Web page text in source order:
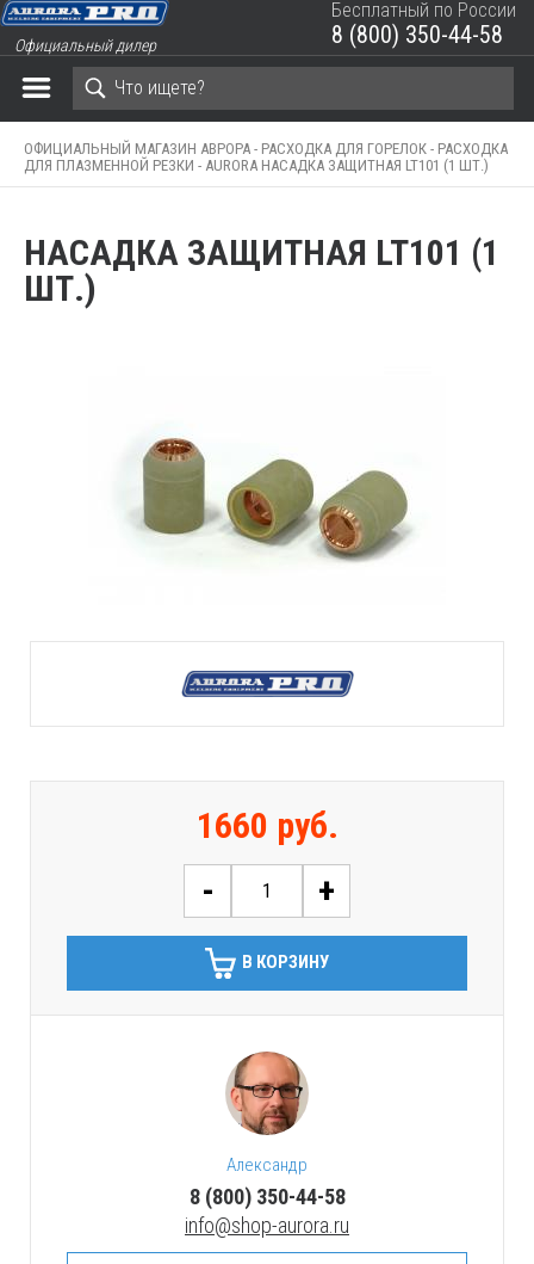
Официальный дилер
Бесплатный по России
8 (800) 350-44-58
ОФИЦИАЛЬНЫЙ МАГАЗИН АВРОРА - РАСХОДКА ДЛЯ ГОРЕЛОК - РАСХОДКА
ДЛЯ ПЛАЗМЕННОЙ РЕЗКИ - AURORA НАСАДКА ЗАЩИТНАЯ LT101 (1 ШТ.)
НАСАДКА ЗАЩИТНАЯ LT101 (1
ШТ.)
1660 руб.
-
+
В КОРЗИНУ
Александр
8 (800) 350-44-58
info@shop-aurora.ru
ЗАКРЫТЬ КОРЗИНУ